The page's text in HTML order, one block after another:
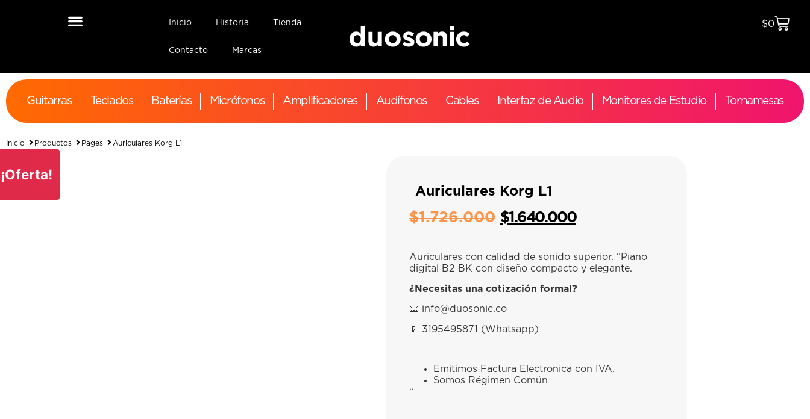
Inicio Historia Tienda
Contacto Marcas
$0
Guitarras Teclados Baterías Micrófonos Amplificadores Audífonos Cables Interfaz de Audio Monitores de Estudio Tornamesas
Inicio Productos Pages Auriculares Korg L1
¡Oferta!
Auriculares Korg L1
$1.726.000 $1.640.000
Auriculares con calidad de sonido superior. “Piano
digital B2 BK con diseño compacto y elegante.
¿Necesitas una cotización formal?
📧​ info@duosonic.co
📱​ 3195495871 (Whatsapp)
Emitimos Factura Electronica con IVA.
Somos Régimen Común
“